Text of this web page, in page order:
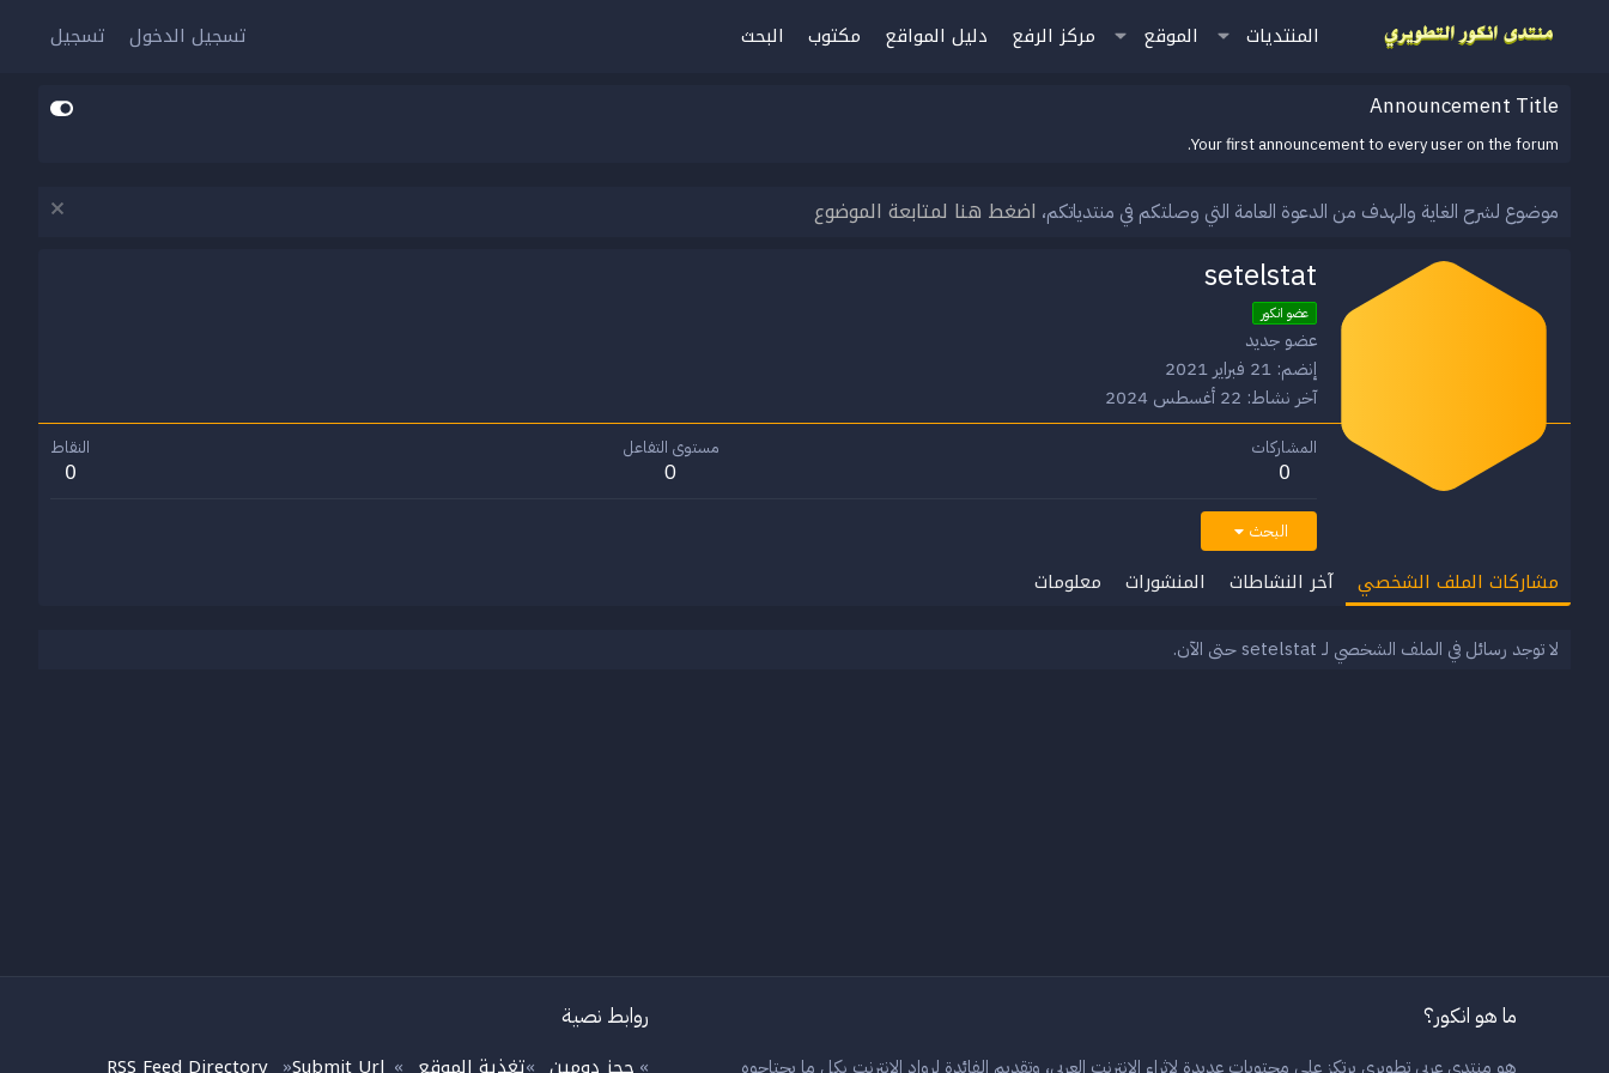
المنتديات الموقع مركز الرفع دليل المواقع مكتوب البحث تسجيل الدخول تسجيل
Announcement Title
Your first announcement to every user on the forum.
موضوع لشرح الغاية والهدف من الدعوة العامة التي وصلتكم في منتدياتكم، اضغط هنا لمتابعة الموضوع
setelstat
عضو انكور
عضو جديد
إنضم 21 فبراير 2021
آخر نشاط 22 أغسطس 2024
المشاركات
0
مستوى التفاعل
0
النقاط
0
البحث
مشاركات الملف الشخصي آخر النشاطات المنشورات معلومات
لا توجد رسائل في الملف الشخصي لـ setelstat حتى الآن.
ما هو انكور؟
هو منتدى عربي تطويري يرتكز على محتويات عديدة لاثراء الانترنت العربي، وتقديم الفائدة لرواد الانترنت بكل ما يحتاجوه
روابط نصية
»
»
»
»